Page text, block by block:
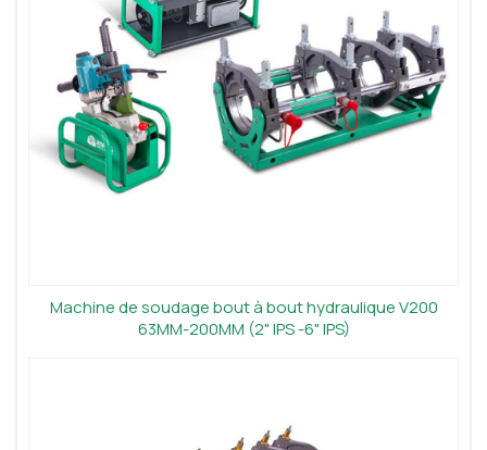
Machine de soudage bout à bout hydraulique V200
63MM-200MM (2" IPS -6" IPS)